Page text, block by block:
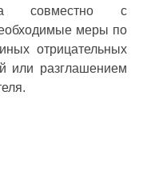
совместно с
меры по
отрицательных
или разглашением